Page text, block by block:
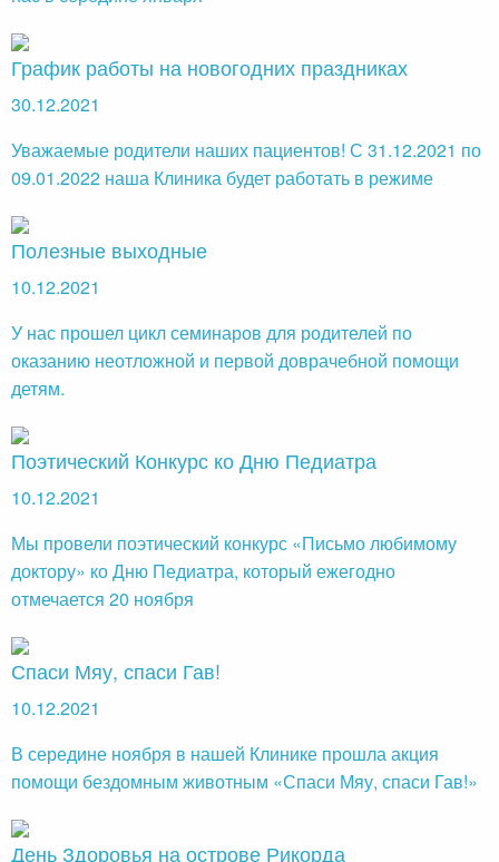
График работы на новогодних праздниках
30.12.2021
Уважаемые родители наших пациентов! С 31.12.2021 по
09.01.2022 наша Клиника будет работать в режиме
Полезные выходные
10.12.2021
У нас прошел цикл семинаров для родителей по
оказанию неотложной и первой доврачебной помощи
детям.
Поэтический Конкурс ко Дню Педиатра
10.12.2021
Мы провели поэтический конкурс «Письмо любимому
доктору» ко Дню Педиатра, который ежегодно
отмечается 20 ноября
Спаси Мяу, спаси Гав!
10.12.2021
В середине ноября в нашей Клинике прошла акция
помощи бездомным животным «Спаси Мяу, спаси Гав!»
День Здоровья на острове Рикорда